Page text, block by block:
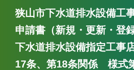
狭山市下水道排水設備工
申請書（新規・更新・登
下水道排水設備指定工事
17条、第18条関係 様式